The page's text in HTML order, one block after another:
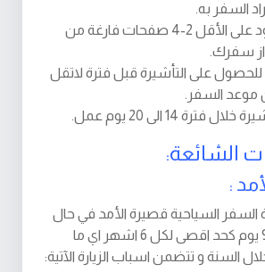
السفر به.
التأكد من وجود على الأقل 2-4 صفحات فارغة من
سفرك.
على التأشيرة قبل فترة لاتقل
فترة 14 الى 20 يوم عمل.
الشائعة:
:
السفر السياحية قصيرة الأمد في حال
كانت مدة الزيارة 90 يوم كحد اقصى لكل 6 اشهر اي ما